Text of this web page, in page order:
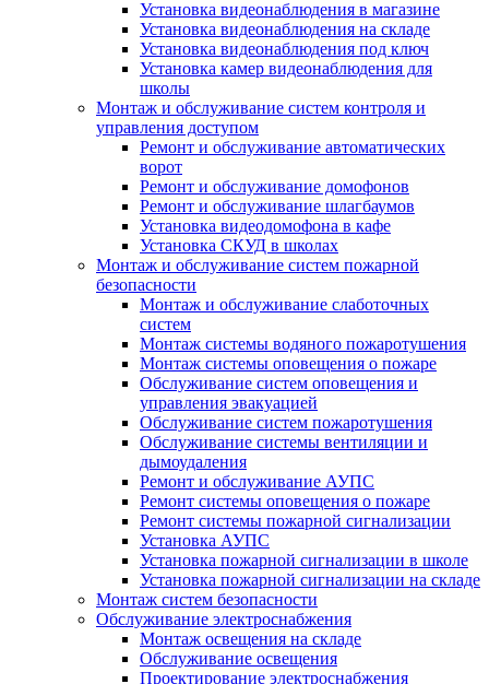
Установка видеонаблюдения в магазине
Установка видеонаблюдения на складе
Установка видеонаблюдения под ключ
Установка камер видеонаблюдения для
школы
Монтаж и обслуживание систем контроля и
управления доступом
Ремонт и обслуживание автоматических
ворот
Ремонт и обслуживание домофонов
Ремонт и обслуживание шлагбаумов
Установка видеодомофона в кафе
Установка СКУД в школах
Монтаж и обслуживание систем пожарной
безопасности
Монтаж и обслуживание слаботочных
систем
Монтаж системы водяного пожаротушения
Монтаж системы оповещения о пожаре
Обслуживание систем оповещения и
управления эвакуацией
Обслуживание систем пожаротушения
Обслуживание системы вентиляции и
дымоудаления
Ремонт и обслуживание АУПС
Ремонт системы оповещения о пожаре
Ремонт системы пожарной сигнализации
Установка АУПС
Установка пожарной сигнализации в школе
Установка пожарной сигнализации на складе
Монтаж систем безопасности
Обслуживание электроснабжения
Монтаж освещения на складе
Обслуживание освещения
Проектирование электроснабжения